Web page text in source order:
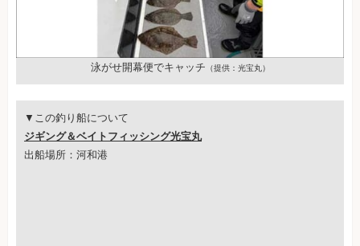
泳がせ開幕便でキャッチ （提供：光宝丸）
▼この釣り船について
ジギング＆ベイトフィッシング光宝丸
出船場所：河和港